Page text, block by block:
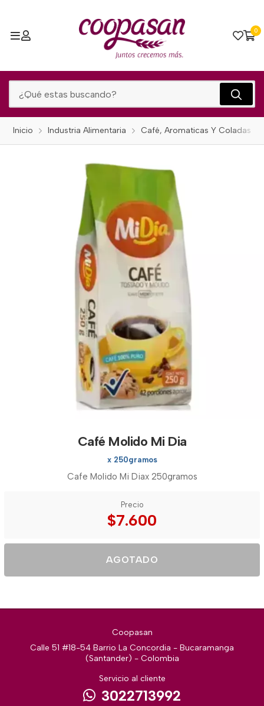
0
Inicio Industria Alimentaria Café, Aromaticas Y Coladas
Café Molido Mi Dia
x 250gramos
Cafe Molido Mi Diax 250gramos
Precio
$7.600
AGOTADO
Coopasan
Calle 51 #18-54 Barrio La Concordia - Bucaramanga
(Santander) - Colombia
Servicio al cliente
3022713992